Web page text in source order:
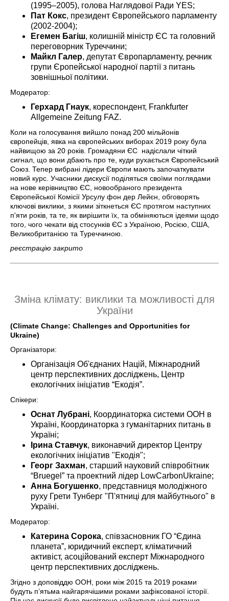
(1995–2005), голова Наглядової Ради YES;
Пат Кокс, президент Європейського парламенту
(2002-2004);
Егемен Багіш, колишній міністр ЄС та головний
переговорник Туреччини;
Майкл Галер, депутат Європарламенту, речник
групи Єропейської народної партії з питань
зовнішньої політики.
Модератор:
Герхард Гнаук, кореспондент, Frankfurter
Allgemeine Zeitung FAZ.
Коли на голосування вийшло понад 200 мільйонів
європейців, явка на європейських виборах 2019 року була
найвищою за 20 років. Громадяни ЄС надіслали чіткий
сигнал, що вони дбають про те, куди рухається Європейський
Союз. Тепер вибрані лідери Європи мають започаткувати
новий курс. Учасники дискусії поділяться своїми поглядами
на нове керівництво ЄС, новообраного президента
Європейської Комісії Урсулу фон дер Лейєн, обговорять
ключові виклики, з якими зіткнеться ЄС протягом наступних
п'яти років, та те, як вирішити їх, та обміняються ідеями щодо
того, чого чекати від стосунків ЄС з Україною, Росією, США,
Великобританією та Туреччиною.
реєстрацію закрито
Зміна клімату: виклики та можливості для
України
(Climate Change: Challenges and Opportunities for
Ukraine)
Організатори:
Організація Об'єднаних Націй, Міжнародний
центр перспективних досліджень, Центр
екологічних ініціатив “Екодія”.
Спікери:
Оснат Лубрані, Координаторка системи ООН в
Україні, Координаторка з гуманітарних питань в
Україні;
Ірина Ставчук, виконавчий директор Центру
екологічних ініціатив "Екодія";
Георг Захман, старший науковий співробітник
“Bruegel” та проектний лідер LowCarbonUkraine;
Анна Богушенко, представниця молодіжного
руху Грети Тунберг "П'ятниці для майбутнього" в
Україні.
Модератор:
Катерина Сорока, співзасновник ГО “Єдина
планета”, юридичний експерт, кліматичний
активіст, асоційований експерт Міжнародного
центр перспективних досліджень.
Згідно з доповіддю ООН, роки між 2015 та 2019 роками
будуть п’ятьма найгарячішими роками зафіксованої історії.